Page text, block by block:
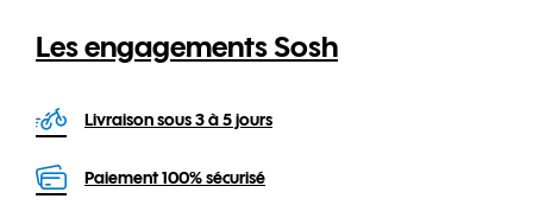
Lesengagements Sosh
Livraison sous 3 à 5 jours
Paiement 100% sécurisé